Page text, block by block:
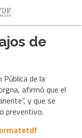
de
de la
afirmó que el
y que se
preventivo.